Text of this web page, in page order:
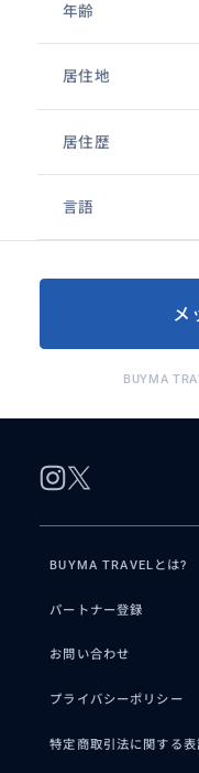
年齢
居住地
居住歴
言語
メ
BUYMA
BUYMA TRAVELとは?
パートナー登録
お問い合わせ
プライバシーポリシー
特定商取引法に関する表